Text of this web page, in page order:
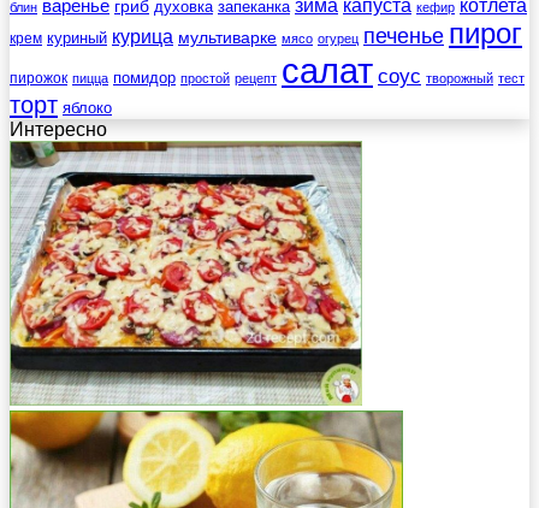
блин варенье гриб духовка запеканка зима капуста кефир котлета
крем куриный курица мультиварке мясо огурец печенье пирог
пирожок пицца помидор простой рецепт салат соус творожный тест
торт яблоко
Интересно